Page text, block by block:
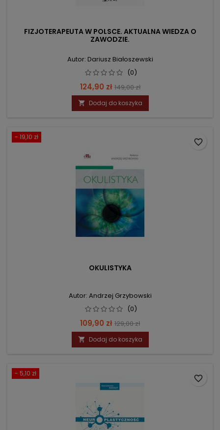
FIZJOTERAPEUTA W POLSCE. AKTUALNA WIEDZA O
ZAWODZIE.
Autor: Dariusz Białoszewski
(0)
Cena
124,90 zł Cena
podstawowa
149,00 zł
 Dodaj do koszyka
- 19,10 zł
OKULISTYKA
Autor: Andrzej Grzybowski
(0)
Cena
109,90 zł Cena
podstawowa
129,00 zł
 Dodaj do koszyka
favorite_border
- 5,10 zł
favorite_border